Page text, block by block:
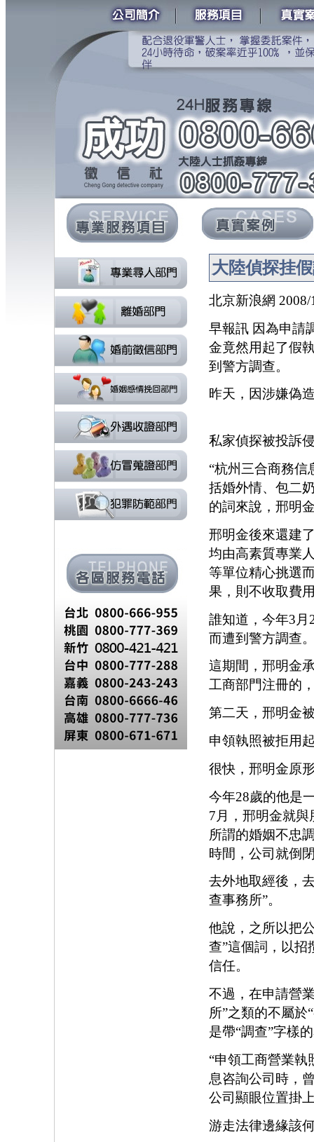
大陸偵探挂
北京新浪網
早報訊 因為申請
金竟然用起了假
到警方調查
昨天，因涉嫌偽
私家偵探被投
“杭州三合商務信
括婚外情、包二
的詞來說，邢
邢明金後來還建
均由高素質專業
等單位精心挑選
果，則不收取
誰知道，今年3月
而遭到警方
這期間，邢明金
工商部門注冊
第二天，邢明
申領執照被拒
很快，邢明金
今年28歲的他是
7月，邢明金就
所謂的婚姻不忠
時間，公司就
去外地取經後，
查事務所”。
他說，之所以把
查”這個詞，以招
信任。
不過，在申請營
所”之類的不屬於
是帶“調查”字
“申領工商營業執
息咨詢公司時，
公司顯眼位置
游走法律邊緣